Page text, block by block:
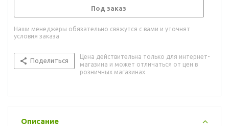
Под заказ
Наши менеджеры обязательно свяжутся с вами и уточнят
условия заказа
Поделиться
Цена действительна только для интернет-
магазина и может отличаться от цен в
розничных магазинах
Описание